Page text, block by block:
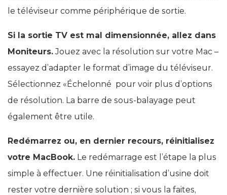
le téléviseur comme périphérique de sortie.
Si la sortie TV est mal dimensionnée, allez dans
Moniteurs.Jouez avec la résolution sur votre Mac –
essayez d’adapter le format d’image du téléviseur.
Sélectionnez «Échelonné pour voir plus d’options
de résolution. La barre de sous-balayage peut
également être utile.
Redémarrez ou, en dernier recours, réinitialisez
votre MacBook. Le redémarrage est l’étape la plus
simple à effectuer. Une réinitialisation d’usine doit
rester votre dernière solution ; si vous la faites,